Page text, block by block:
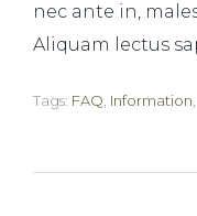
nec ante in,
Aliquam lectus
Tags: FAQ Information